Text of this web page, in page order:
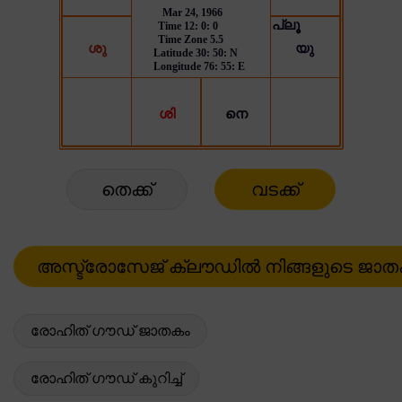
തെക്ക് വടക്ക്
രോഹിത് ഗൗഡ് ജാതകം
രോഹിത് ഗൗഡ് കുറിച്ച്